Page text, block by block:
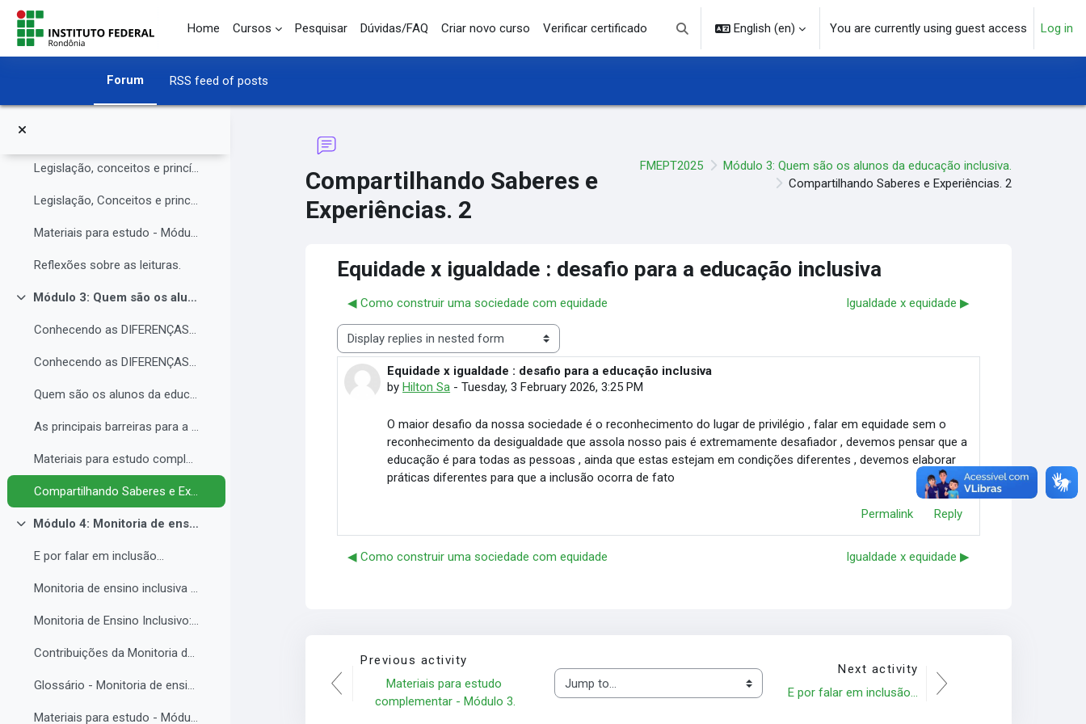
Skip to main content
Home
Cursos Pesquisar Dúvidas/FAQ Criar novo curso Verificar certificado
Toggle search input
English ‎(en)‎ You are currently using guest access Log in
Forum RSS feed of posts
Compartilhando Saberes e Experiências.
Legislação, conceitos e princípios da educação inclusiva.
Legislação, Conceitos e princípios da educação inclusiva (parte 2)
Materiais para estudo - Módulo 2.
Reflexões sobre as leituras.
Collapse
Módulo 3: Quem são os alunos da educação inclusiva.
Conhecendo as DIFERENÇAS para promover a IGUALDADE com EQUIDADE.
Conhecendo as DIFERENÇAS para promover a IGUALDADE com EQUIDADE.
Quem são os alunos da educação inclusiva.
As principais barreiras para a inclusão.
Materiais para estudo complementar - Módulo 3.
Compartilhando Saberes e Experiências. 2
Collapse
Módulo 4: Monitoria de ensino inclusiva no processo formativo de estudantes com Necessidades Educacionais Específicas - NEE no contexto da Educação Profissional e Tecnológica.
E por falar em inclusão...
Monitoria de ensino inclusiva junto a estudante com Necessidades Educacionais Específicas - NEE no contexto da Educação Profissional e Tecnológica.
Monitoria de Ensino Inclusivo: Conceitos e Objetivos.
Contribuições da Monitoria de ensino inclusiva para o estudante com Necessidades Educacionais Específicas.
Glossário - Monitoria de ensino e educação inclusiva.
Materiais para estudo - Módulo 4.
Compartilhando Saberes e
Experiências. 2
FMEPT2025
Módulo 3: Quem são os alunos da educação inclusiva.
Compartilhando Saberes e Experiências. 2
Equidade x igualdade : desafio para a educação inclusiva
◀︎ Como construir uma sociedade com equidade Igualdade x equidade ▶︎
Display mode
Equidade x igualdade : desafio para a educação inclusiva
byHilton Sa -Tuesday, 3 February 2026, 3:25 PM
Number of replies: 0
O maior desafio da nossa sociedade é o reconhecimento do lugar de privilégio , falar em equidade sem o
reconhecimento da desigualdade que assola nosso pais é extremamente desafiador , devemos pensar que a
educação é para todas as pessoas , ainda que estas estejam em condições diferentes , devemos elaborar
práticas diferentes para que a inclusão ocorra de fato
Permalink Reply
◀︎ Como construir uma sociedade com equidade Igualdade x equidade ▶︎
Previous activity
Materiais para estudo
complementar - Módulo 3.
Jump to...
Next activity
E por falar em inclusão...